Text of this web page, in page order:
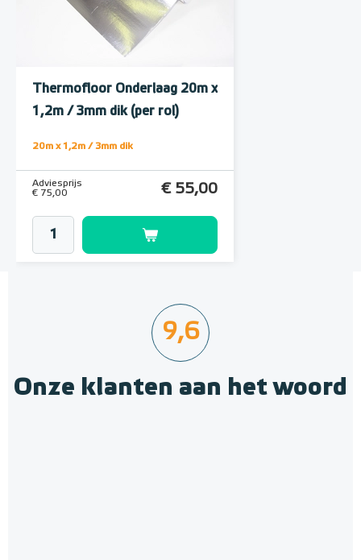
Thermofloor Onderlaag 20m x
1,2m / 3mm dik (per rol)
20m x 1,2m / 3mm dik
Adviesprijs
€ 75,00
€ 55,00
9,6
Onze klanten aan het woord